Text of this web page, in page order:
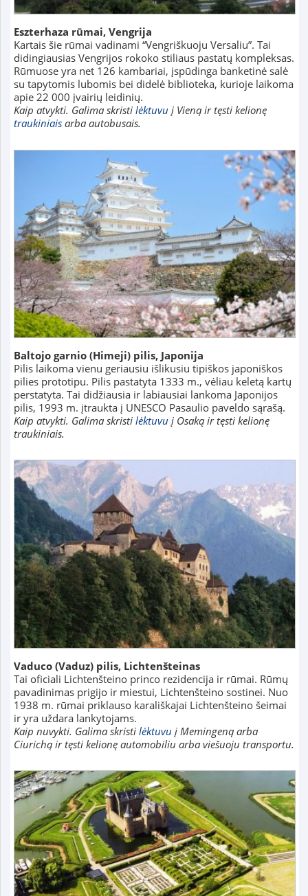
Eszterhaza rūmai, Vengrija
Kartais šie rūmai vadinami “Vengriškuoju Versaliu”. Tai
didingiausias Vengrijos rokoko stiliaus pastatų kompleksas.
Rūmuose yra net 126 kambariai, įspūdinga banketinė salė
su tapytomis lubomis bei didelė biblioteka, kurioje laikoma
apie 22 000 įvairių leidinių.
Kaip atvykti. Galima skristi lėktuvu į Vieną ir tęsti kelionę
traukiniaisarba autobusais.
Baltojo garnio (Himeji) pilis, Japonija
Pilis laikoma vienu geriausiu išlikusiu tipiškos japoniškos
pilies prototipu. Pilis pastatyta 1333 m., vėliau keletą kartų
perstatyta. Tai didžiausia ir labiausiai lankoma Japonijos
pilis, 1993 m. įtraukta į UNESCO Pasaulio paveldo sąrašą.
Kaip atvykti. Galima skristi lėktuvu į Osaką ir tęsti kelionę
traukiniais.
Vaduco (Vaduz) pilis, Lichtenšteinas
Tai oficiali Lichtenšteino princo rezidencija ir rūmai. Rūmų
pavadinimas prigijo ir miestui, Lichtenšteino sostinei. Nuo
1938 m. rūmai priklauso karališkajai Lichtenšteino šeimai
ir yra uždara lankytojams.
Kaip nuvykti. Galima skristi lėktuvu į Memingeną arba
Ciurichą ir tęsti kelionę automobiliu arba viešuoju transportu.